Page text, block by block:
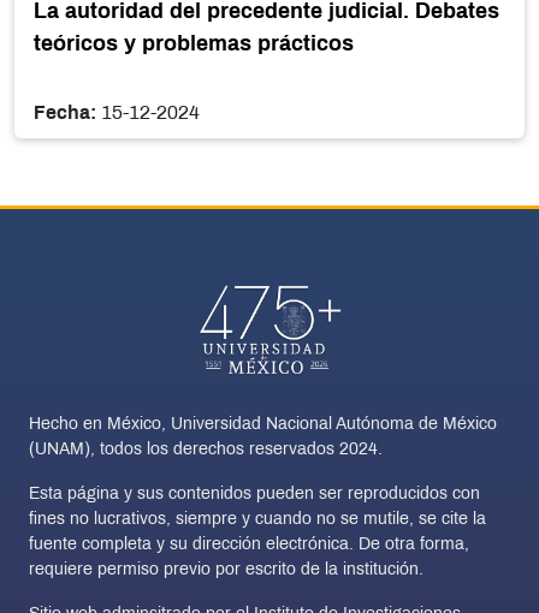
La autoridad del precedente judicial. Debates
teóricos y problemas prácticos
Fecha: 15-12-2024
Hecho en México, Universidad Nacional Autónoma de México
(UNAM), todos los derechos reservados 2024.
Esta página y sus contenidos pueden ser reproducidos con
fines no lucrativos, siempre y cuando no se mutile, se cite la
fuente completa y su dirección electrónica. De otra forma,
requiere permiso previo por escrito de la institución.